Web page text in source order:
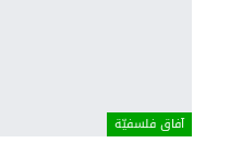
آفاق فلسفيّة‎